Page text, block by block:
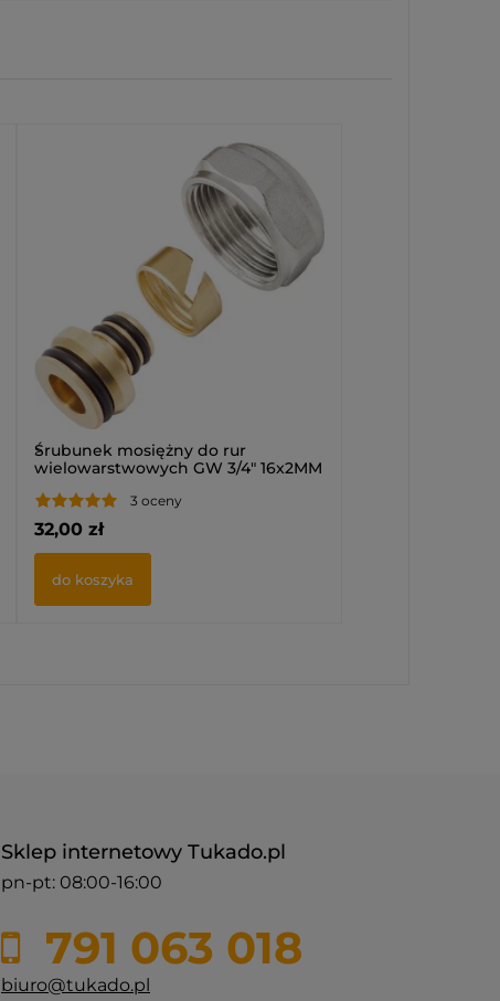
>
Śrubunek mosiężny do rur
wielowarstwowych GW 3/4" 16x2MM
3 oceny
32,00 zł
do koszyka
Sklep internetowy Tukado.pl
pn-pt: 08:00-16:00
791 063 018
biuro@tukado.pl